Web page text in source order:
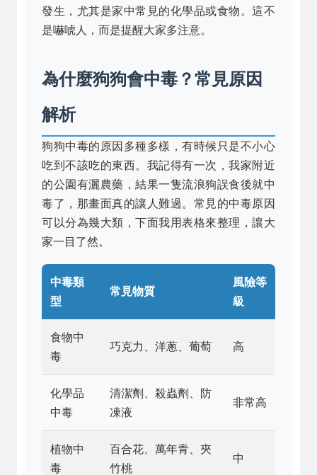
發生，尤其是家中常見的化學品或食物。這不
是嚇唬人，而是提醒大家多注意。
為什麼狗狗會中毒？常見原因
解析
狗狗中毒的原因多種多樣，有時候只是不小心
吃到不該吃的東西。我記得有一次，我家附近
的公園有灑農藥，結果一隻流浪狗誤食後就中
毒了，那畫面真的讓人難過。常見的中毒原因
可以分為幾大類，下面我用表格來整理，讓大
家一目了然。
中毒類
型
常見物質
風險等
級
食物中
毒
巧克力、洋蔥、葡萄 高
化學品
中毒
清潔劑、殺蟲劑、防
凍液
非常高
植物中
毒
百合花、萬年青、夾
竹桃
中